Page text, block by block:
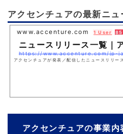
アクセンチュアの最新ニュ
www.accenture.com 1 User
ニュースリリース一覧｜
アクセンチュアが発表／配信したニュースリリー
アクセンチュアの事業内